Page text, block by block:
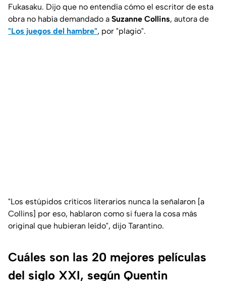
Fukasaku. Dijo que no entendía cómo el escritor de esta
obra no había demandado a Suzanne Collins, autora de
"Los juegos del hambre", por "plagio".
"Los estúpidos críticos literarios nunca la señalaron [a
Collins] por eso, hablaron como si fuera la cosa más
original que hubieran leído", dijo Tarantino.
Cuáles son las 20 mejores películas
del siglo XXI, según Quentin